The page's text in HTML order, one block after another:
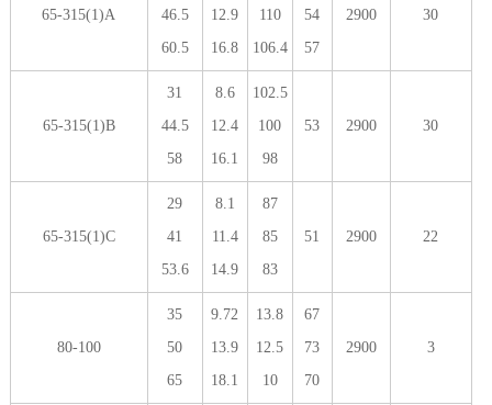
65-315(1)A
46.5
60.5
12.9
16.8
110
106.4
54
57
2900 30
65-315(1)B
31
44.5
58
8.6
12.4
16.1
102.5
100
98
53 2900 30
65-315(1)C
29
41
53.6
8.1
11.4
14.9
87
85
83
51 2900 22
80-100
35
50
65
9.72
13.9
18.1
13.8
12.5
10
67
73
70
2900 3